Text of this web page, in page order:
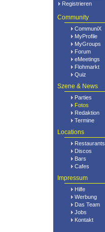
Registrieren
Community
CommuniX
MyProfile
MyGroups
Forum
eMeetings
Flohmarkt
Quiz
Szene & News
Parties
Fotos
Redaktion
Termine
Locations
Restaurants
Discos
Bars
Cafes
Impressum
Hilfe
Werbung
Das Team
Jobs
Kontakt